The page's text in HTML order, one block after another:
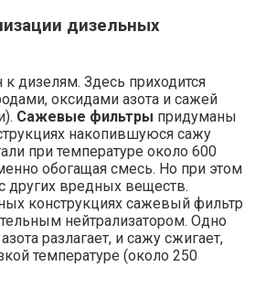
дизельных
дизелям. Здесь приходится
оксидами азота и сажей
Сажевые фильтры придуманы
накопившуюся сажу
при температуре около 600
обогащая смесь. Но при этом
других вредных веществ.
конструкциях сажевый фильтр
нейтрализатором. Одно
разлагает, и сажу сжигает,
температуре (около 250